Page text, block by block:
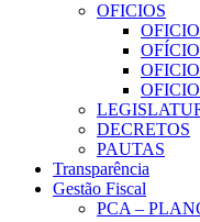
OFICIOS
DECRETOS
PAUTAS
Transparência
Gestão Fiscal
PCA –